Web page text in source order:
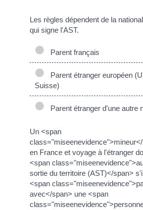
Les règles dépendent de la
qui signe l'AST.
Parent français
Parent étranger européen
Suisse)
Parent étranger d'une autre
Un <span
en France et voyage à l'étranger
<span
sortie du territoire (AST)</span>
<span
avec</span> une <span